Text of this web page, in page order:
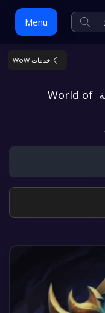
Menu
خدمات WoW
شراء خدمة تعزيز في لعبة World of